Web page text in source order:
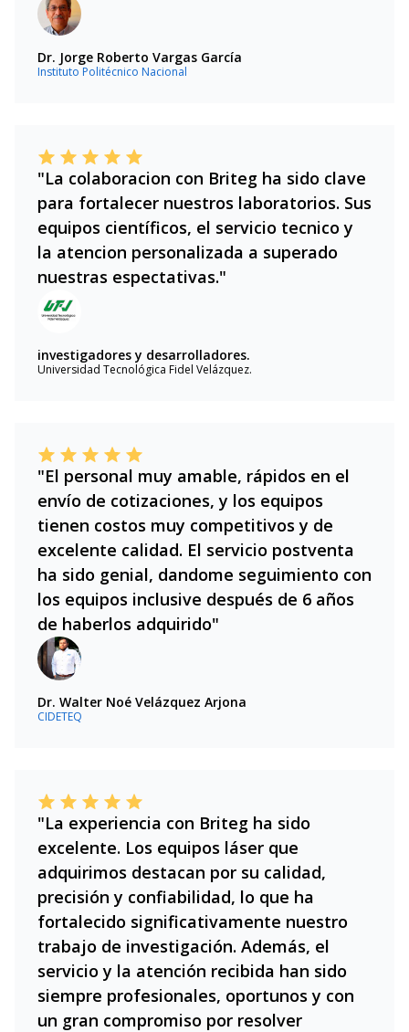
Dr. Jorge Roberto Vargas García
Instituto Politécnico Nacional
"La colaboracion con Briteg ha sido clave
para fortalecer nuestros laboratorios. Sus
equipos científicos, el servicio tecnico y
la atencion personalizada a superado
nuestras espectativas."
investigadores y desarrolladores.
Universidad Tecnológica Fidel Velázquez.
"El personal muy amable, rápidos en el
envío de cotizaciones, y los equipos
tienen costos muy competitivos y de
excelente calidad. El servicio postventa
ha sido genial, dandome seguimiento con
los equipos inclusive después de 6 años
de haberlos adquirido"
Dr. Walter Noé Velázquez Arjona
CIDETEQ
"La experiencia con Briteg ha sido
excelente. Los equipos láser que
adquirimos destacan por su calidad,
precisión y confiabilidad, lo que ha
fortalecido significativamente nuestro
trabajo de investigación. Además, el
servicio y la atención recibida han sido
siempre profesionales, oportunos y con
un gran compromiso por resolver